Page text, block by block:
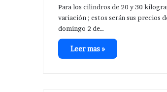
Para los cilindros de 20 y 30
variación ; estos serán sus precios
domingo 2 de…
Leer mas »